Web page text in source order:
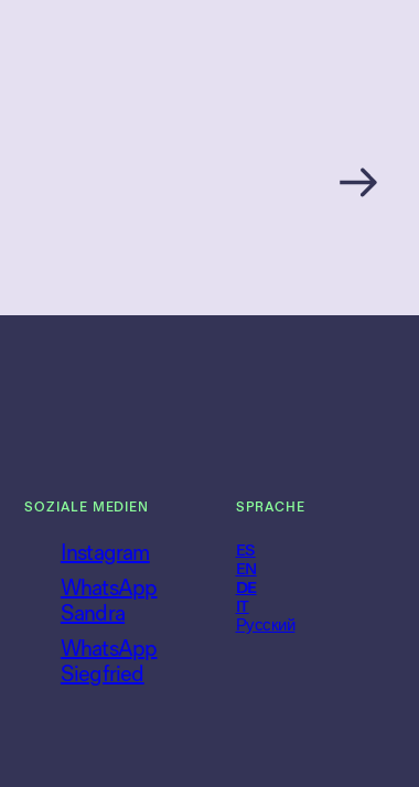
SOZIALE MEDIEN
Instagram
WhatsApp
Sandra
WhatsApp
Siegfried
SPRACHE
ES
EN
DE
IT
Русский